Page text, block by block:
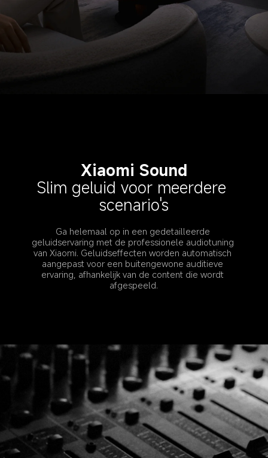
Xiaomi Sound
Slim geluid voor meerdere
scenario's
Ga helemaal op in een gedetailleerde
geluidservaring met de professionele audiotuning
van Xiaomi. Geluidseffecten worden automatisch
aangepast voor een buitengewone auditieve
ervaring, afhankelijk van de content die wordt
afgespeeld.